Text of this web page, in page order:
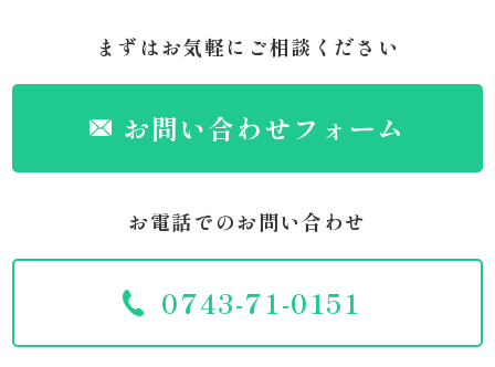
まずはお気軽にご相談ください
お問い合わせフォーム
お電話でのお問い合わせ
0743-71-0151